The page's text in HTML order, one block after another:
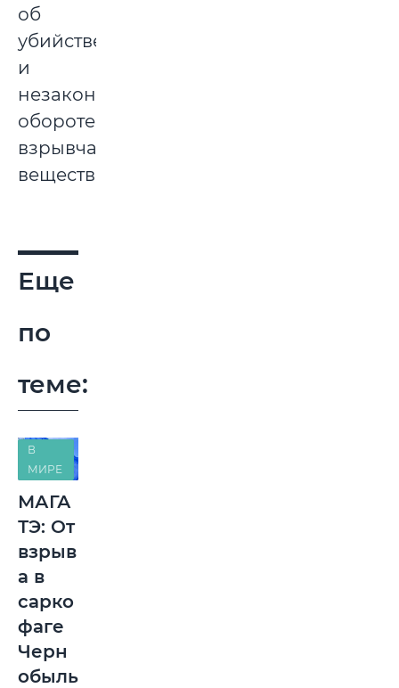
об
убийстве
и
незаконном
обороте
взрывчатых
веществ.
Еще
по
теме:
В
МИРЕ
МАГА
ТЭ: От
взрыв
а в
сарко
фаге
Черн
обыль